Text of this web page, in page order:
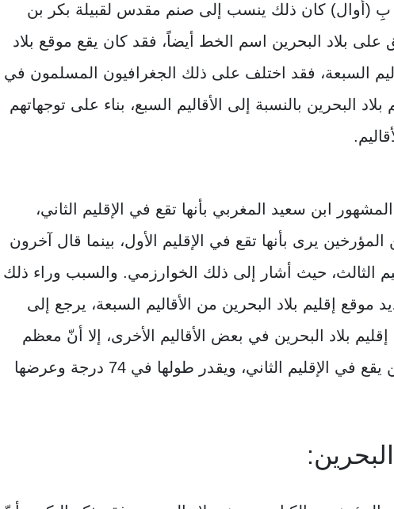
(أوال) كان ذلك ينسب إلى صنم مقدس لقبيلة بكر بن
بلاد البحرين اسم الخط أيضاً، فقد كان يقع موقع بلاد
السبعة، فقد اختلف على ذلك الجغرافيون المسلمون في
البحرين بالنسبة إلى الأقاليم السبع، بناء على توجهاتهم
ابن سعيد المغربي بأنها تقع في الإقليم الثاني،
يرى بأنها تقع في الإقليم الأول، بينما قال آخرون
الثالث، حيث أشار إلى ذلك الخوارزمي. والسبب وراء ذلك
موقع إقليم بلاد البحرين من الأقاليم السبعة، يرجع إلى
بلاد البحرين في بعض الأقاليم الأخرى، إلا أنّ معظم
إقليم بلاد البحرين يقع في الإقليم الثاني، ويقدر طولها في 74 درجة وعرضها